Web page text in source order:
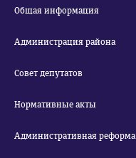
Общая информация
Администрация района
Совет депутатов
Нормативные акты
Административная реформа